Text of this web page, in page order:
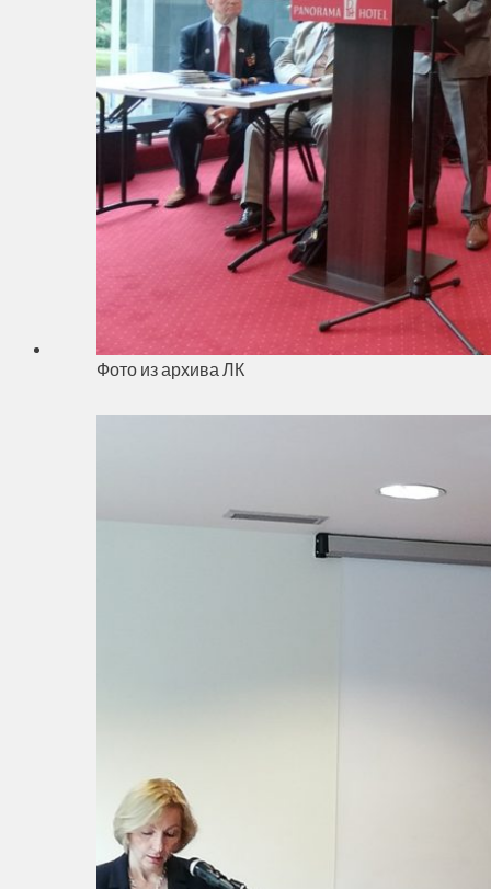
Фото из архива ЛК